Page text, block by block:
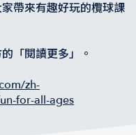
帶來有趣好玩的欖球課
「閱讀更多」。
zh-
for-all-ages